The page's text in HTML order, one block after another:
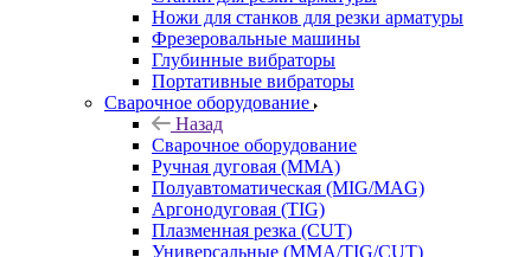
Ножи для станков для резки арматуры
Фрезеровальные машины
Глубинные вибраторы
Портативные вибраторы
Сварочное оборудование
Назад
Сварочное оборудование
Ручная дуговая (MMA)
Полуавтоматическая (MIG/MAG)
Аргонодуговая (TIG)
Плазменная резка (CUT)
Универсальные (MMA/TIG/CUT)